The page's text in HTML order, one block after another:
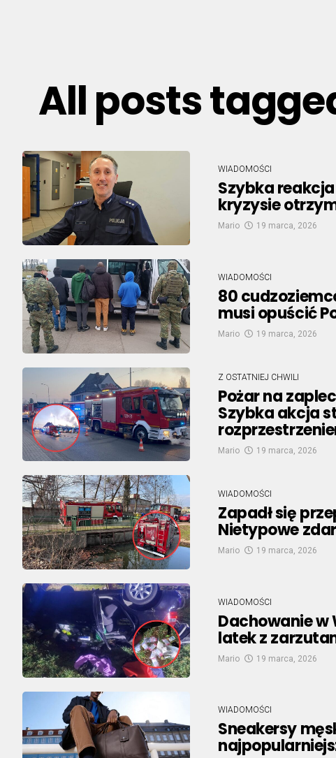
All posts
WIADOMOŚCI
Szybka
kryzysie
Mario 19 marca, 2026
WIADOMOŚCI
80
musi opuścić
Mario 19 marca, 2026
Z OSTATNIEJ CHWILI
Pożar na
Szybka akcja
Mario 19 marca, 2026
WIADOMOŚCI
Zapadł się
Nietypowe
Mario 19 marca, 2026
WIADOMOŚCI
Dachowanie w
latek z
Mario 19 marca, 2026
WIADOMOŚCI
Sneakersy